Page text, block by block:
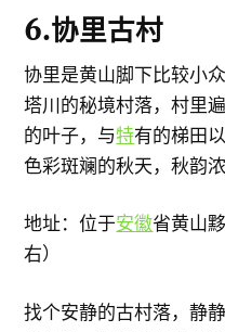
6.协里古村
协里是黄山脚下比较小
塔川的秘境村落，村里
的叶子，与特有的梯田
色彩斑斓的秋天，秋韵
地址：位于安徽省黄山
右）
找个安静的古村落，静